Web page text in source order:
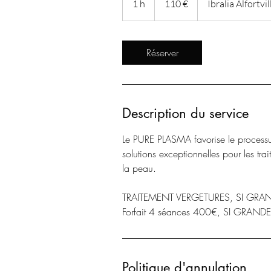
1 h 110 € Ibralia
Réserver
Description du service
Le PURE PLASMA favorise le
solutions exceptionnelles pour les
la peau.
TRAITEMENT VERGETURES, SI
Politique d'annulation